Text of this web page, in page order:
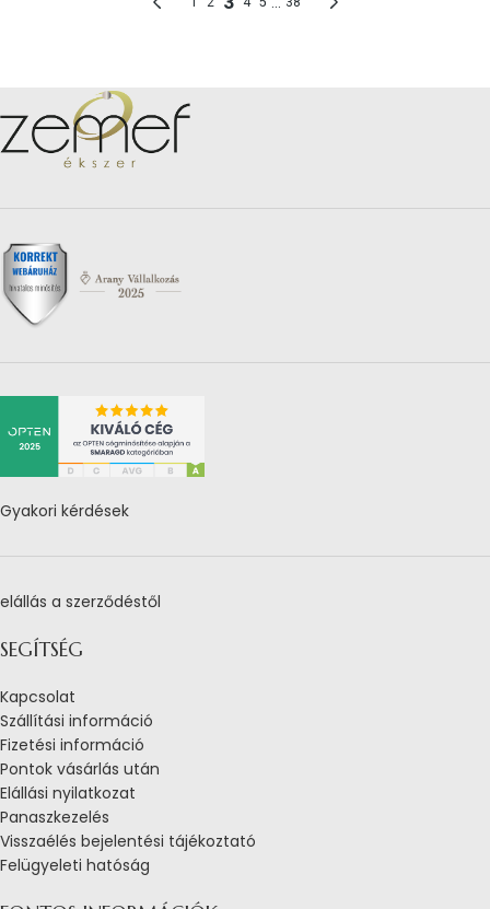
Gyakori kérdések
elállás a szerződéstől
SEGÍTSÉG
Kapcsolat
Szállítási információ
Fizetési információ
Pontok vásárlás után
Elállási nyilatkozat
Panaszkezelés
Visszaélés bejelentési tájékoztató
Felügyeleti hatóság